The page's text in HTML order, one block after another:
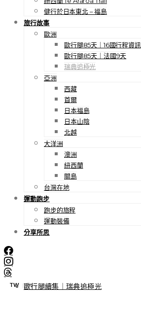
健行於日本東北 – 福島
旅行故事
歐洲
歐行腿85天｜16國行程資訊
歐行腿85天｜法國9天
瑞典追極光
亞洲
西藏
首爾
日本福島
日本山陰
北越
大洋洲
澳洲
紐西蘭
關島
台灣在地
運動跑步
跑步的旅程
運動裝備
分享所思
TW | EN
歐行腿續集｜瑞典追極光